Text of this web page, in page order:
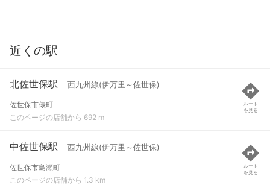
近くの駅
北佐世保駅 西九州線(伊万里～佐世保)
佐世保市俵町
このページの店舗から 692 m
ルート
を見る
中佐世保駅 西九州線(伊万里～佐世保)
佐世保市島瀬町
このページの店舗から 1.3 km
ルート
を見る